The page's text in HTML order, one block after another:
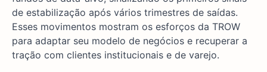
de estabilização após vários trimestres de saídas.
Esses movimentos mostram os esforços da TROW
para adaptar seu modelo de negócios e recuperar a
tração com clientes institucionais e de varejo.